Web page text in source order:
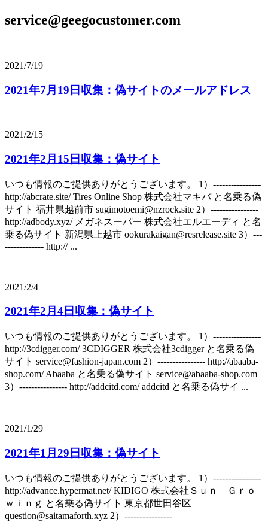
service@geegocustomer.com
2021/7/19
2021年7月19日収集：偽サイトのメールアドレス
2021/2/15
2021年2月15日収集：偽サイト
いつも情報のご提供ありがとうございます。 1）----------------
http://abcrate.site/ Tires Online Shop 株式会社マキバ と名乗る偽
サイト 福井県越前市 sugimotoemi@nzrock.site 2）----------------
http://adbody.xyz/ メガネスーパー 株式会社エルエーディ と名
乗る偽サイト 新潟県上越市 ookurakaigan@resrelease.site 3）---
------------- http:// ...
2021/2/4
2021年2月4日収集：偽サイト
いつも情報のご提供ありがとうございます。 1）----------------
http://3cdigger.com/ 3CDIGGER 株式会社3cdigger と名乗る偽
サイト service@fashion-japan.com 2）---------------- http://abaaba-
shop.com/ Abaaba と名乗る偽サイト service@abaaba-shop.com
3）---------------- http://addcitd.com/ addcitd と名乗る偽サイ ...
2021/1/29
2021年1月29日収集：偽サイト
いつも情報のご提供ありがとうございます。 1）----------------
http://advance.hypermat.net/ KIDIGO 株式会社Ｓｕｎ Ｇｒｏ
ｗｉｎｇ と名乗る偽サイト 東京都世田谷区
question@saitamaforth.xyz 2）----------------